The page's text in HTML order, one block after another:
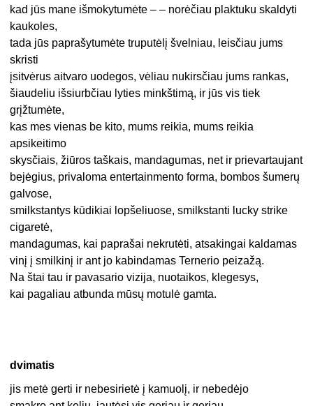
kad jūs mane išmokytumėte – – norėčiau plaktuku skaldyti
kaukoles,
tada jūs paprašytumėte truputėlį švelniau, leisčiau jums
skristi
įsitvėrus aitvaro uodegos, vėliau nukirsčiau jums rankas,
šiaudeliu išsiurbčiau lyties minkštimą, ir jūs vis tiek
grįžtumėte,
kas mes vienas be kito, mums reikia, mums reikia
apsikeitimo
skysčiais, žiūros taškais, mandagumas, net ir prievartaujant
bejėgius, privaloma entertainmento forma, bombos šumerų
galvose,
smilkstantys kūdikiai lopšeliuose, smilkstanti lucky strike
cigaretė,
mandagumas, kai paprašai nekrutėti, atsakingai kaldamas
vinį į smilkinį ir ant jo kabindamas Ternerio peizažą.
Na štai tau ir pavasario vizija, nuotaikos, klegesys,
kai pagaliau atbunda mūsų motulė gamta.
dvimatis
jis metė gerti ir nebesirietė į kamuolį, ir nebedėjo